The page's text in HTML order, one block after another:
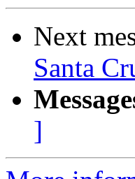
Next
Santa
]